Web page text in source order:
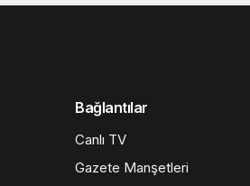
Bağlantılar
Canlı TV
Gazete Manşetleri